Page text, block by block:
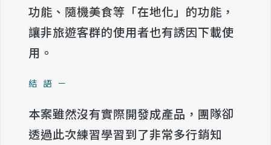
功能、隨機美食等「在地化」的功能，
讓非旅遊客群的使用者也有誘因下載使
用。
結語－
本案雖然沒有實際開發成產品，團隊卻
透過此次練習學習到了非常多行銷知